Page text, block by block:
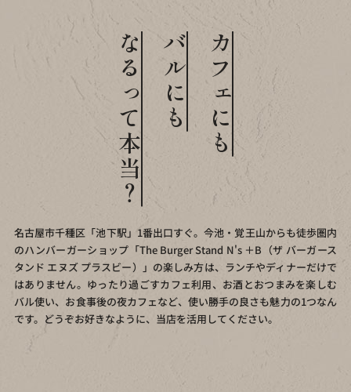
カフェにも
バルにも
なるって本当？
名古屋市千種区「池下駅」1番出口すぐ。今池・覚王山からも徒歩圏内
のハンバーガーショップ 「The Burger Stand N's ＋B（ザ バーガース
タンド エヌズ プラスビー）」の楽しみ方は、ランチやディナーだけで
はありません。 ゆったり過ごすカフェ利用、お酒とおつまみを楽しむ
バル使い、 お食事後の夜カフェなど、使い勝手の良さも魅力の1つなん
です。 どうぞお好きなように、当店を活用してください。